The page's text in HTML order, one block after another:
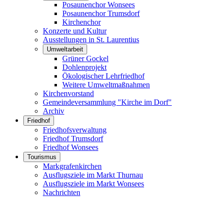
Posaunenchor Wonsees
Posaunenchor Trumsdorf
Kirchenchor
Konzerte und Kultur
Ausstellungen in St. Laurentius
Umweltarbeit
Grüner Gockel
Dohlenprojekt
Ökologischer Lehrfriedhof
Weitere Umweltmaßnahmen
Kirchenvorstand
Gemeindeversammlung "Kirche im Dorf"
Archiv
Friedhof
Friedhofsverwaltung
Friedhof Trumsdorf
Friedhof Wonsees
Tourismus
Markgrafenkirchen
Ausflugsziele im Markt Thurnau
Ausflugsziele im Markt Wonsees
Nachrichten